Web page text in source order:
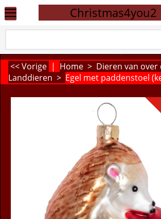
Christmas4you2
<< Vorige | Home > Dieren van over
Landdieren > Egel met paddenstoel